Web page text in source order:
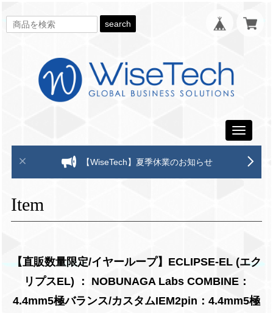
search
Toggle
【WiseTech】夏季休業のお知らせ
Item
【直販数量限定/イヤーループ】ECLIPSE-EL (エク
リプスEL) ： NOBUNAGA Labs COMBINE：
4.4mm5極バランス/カスタムIEM2pin：4.4mm5極